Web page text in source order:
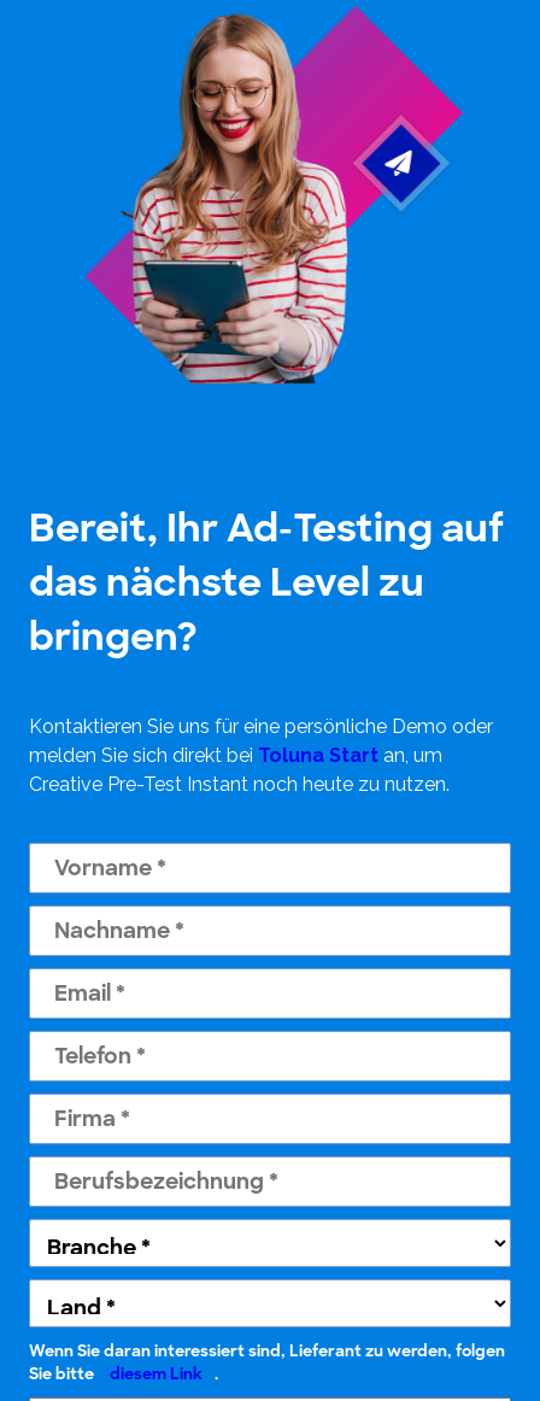
Bereit, Ihr Ad-Testing auf
das nächste Level zu
bringen?
Kontaktieren Sie uns für eine persönliche Demo oder
melden Sie sich direkt bei Toluna Start an, um
Creative Pre-Test Instant noch heute zu nutzen.
Wenn Sie daran interessiert sind, Lieferant zu werden, folgen
Sie bitte
diesem Link .